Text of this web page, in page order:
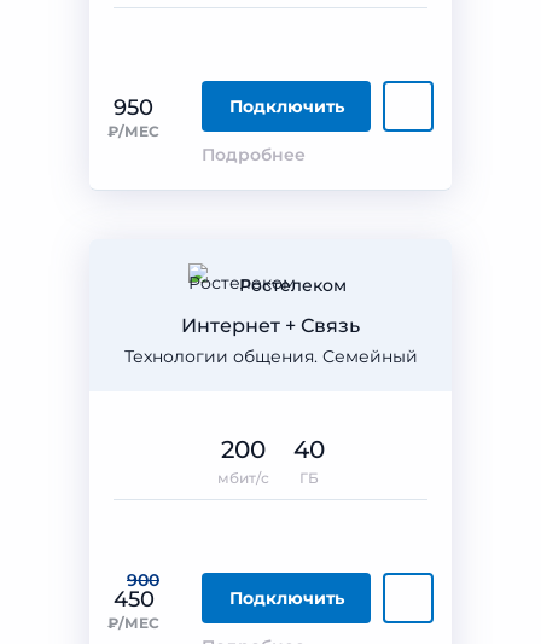
950
₽/МЕС
Подключить
Подробнее
Ростелеком
Технологии общения. Семейный
Интернет + Связь
900
450
₽/МЕС
Подключить
200
мбит/с
40
ГБ